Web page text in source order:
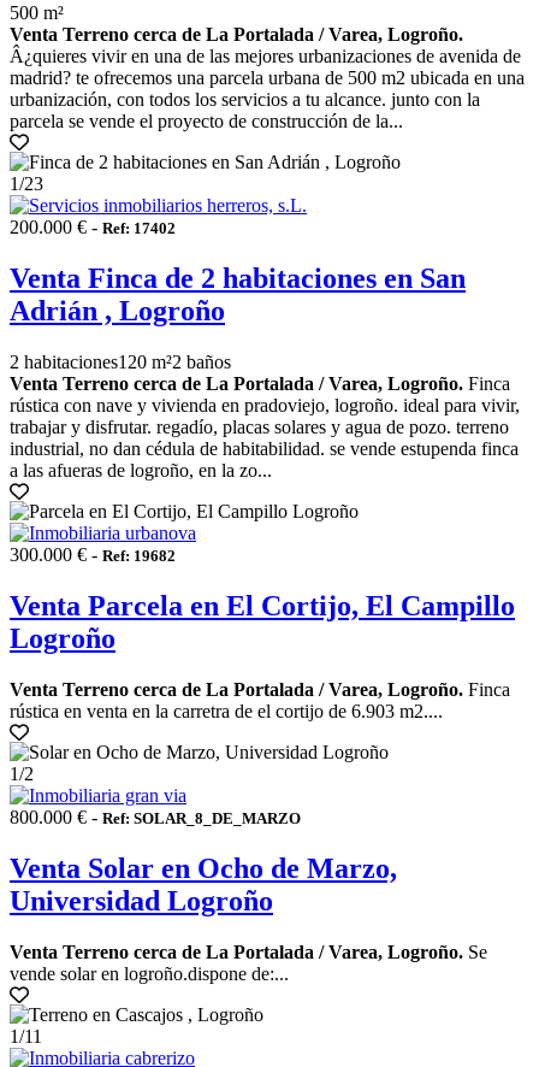
500 m²
Venta Terreno cerca de La Portalada / Varea, Logroño.
Â¿quieres vivir en una de las mejores urbanizaciones de avenida de
madrid? te ofrecemos una parcela urbana de 500 m2 ubicada en una
urbanización, con todos los servicios a tu alcance. junto con la
parcela se vende el proyecto de construcción de la...
1/23
200.000 € - Ref: 17402
Venta Finca de 2 habitaciones en San
Adrián , Logroño
2 habitaciones120 m²2 baños
Venta Terreno cerca de La Portalada / Varea, Logroño. Finca
rústica con nave y vivienda en pradoviejo, logroño. ideal para vivir,
trabajar y disfrutar. regadío, placas solares y agua de pozo. terreno
industrial, no dan cédula de habitabilidad. se vende estupenda finca
a las afueras de logroño, en la zo...
300.000 € - Ref: 19682
Venta Parcela en El Cortijo, El Campillo
Logroño
Venta Terreno cerca de La Portalada / Varea, Logroño. Finca
rústica en venta en la carretra de el cortijo de 6.903 m2....
1/2
800.000 € - Ref: SOLAR_8_DE_MARZO
Venta Solar en Ocho de Marzo,
Universidad Logroño
Venta Terreno cerca de La Portalada / Varea, Logroño. Se
vende solar en logroño.dispone de:...
1/11